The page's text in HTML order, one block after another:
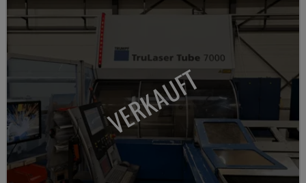
VERKAUFT